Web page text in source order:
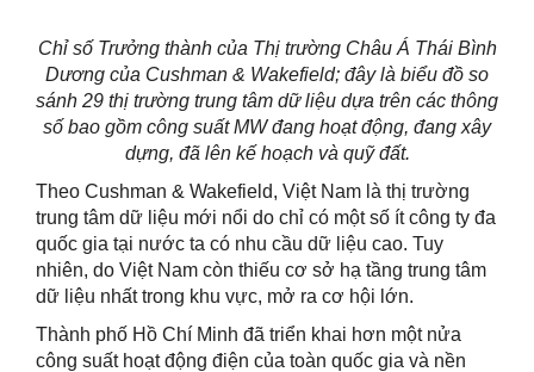
Chỉ số Trưởng thành của Thị trường Châu Á Thái Bình
Dương của Cushman & Wakefield; đây là biểu đồ so
sánh 29 thị trường trung tâm dữ liệu dựa trên các thông
số bao gồm công suất MW đang hoạt động, đang xây
dựng, đã lên kế hoạch và quỹ đất.
Theo Cushman & Wakefield, Việt Nam là thị trường
trung tâm dữ liệu mới nổi do chỉ có một số ít công ty đa
quốc gia tại nước ta có nhu cầu dữ liệu cao. Tuy
nhiên, do Việt Nam còn thiếu cơ sở hạ tầng trung tâm
dữ liệu nhất trong khu vực, mở ra cơ hội lớn.
Thành phố Hồ Chí Minh đã triển khai hơn một nửa
công suất hoạt động điện của toàn quốc gia và nền